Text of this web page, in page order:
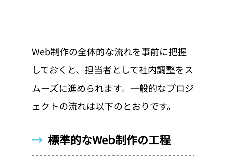
Web制作の全体的な流れを事前に把握
しておくと、担当者として社内調整をス
ムーズに進められます。一般的なプロジ
ェクトの流れは以下のとおりです。
→ 標準的なWeb制作の工程